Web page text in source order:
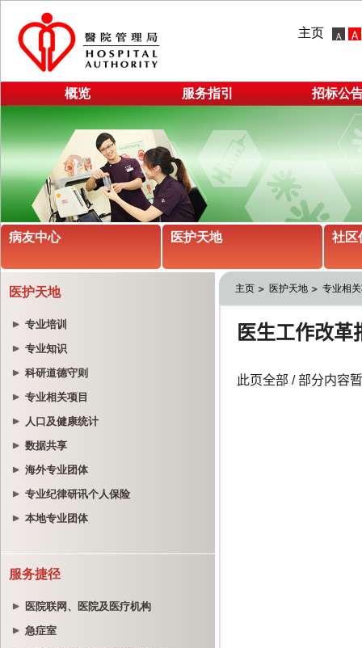
主页
概览 服务指引 招标公
病友中心 医护天地 社区
医护天地
专业培训
专业知识
科研道德守则
专业相关项目
人口及健康统计
数据共享
海外专业团体
专业纪律研讯个人保险
本地专业团体
服务捷径
医院联网、医院及医疗机构
急症室
主页 医护天地 专业相